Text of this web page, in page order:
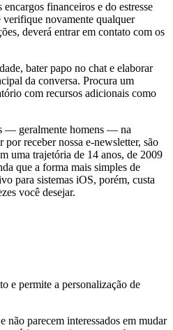
financeiros e do estresse
verifique novamente qualquer
deverá entrar em contato com os
bater papo no chat e elaborar
da conversa. Procura um
com recursos adicionais como
— geralmente homens — na
receber nossa e-newsletter, são
uma trajetória de 14 anos, de 2009
que a forma mais simples de
para sistemas iOS, porém, custa
você desejar.
e permite a personalização de
parecem interessados em mudar